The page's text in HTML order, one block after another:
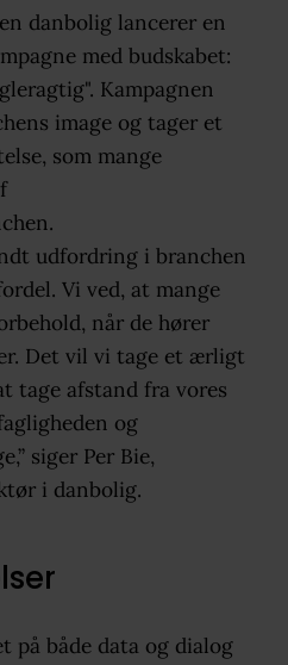
danbolig lancerer en
med budskabet:
Kampagnen
image og tager et
som mange
udfordring i branchen
Vi ved, at mange
når de hører
Det vil vi tage et ærligt
tage afstand fra vores
og
siger Per Bie,
i danbolig.
på både data og dialog